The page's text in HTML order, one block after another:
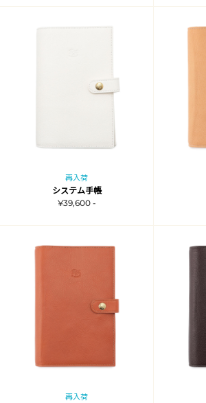
再入荷
システム手帳
¥39,600 -
再入荷